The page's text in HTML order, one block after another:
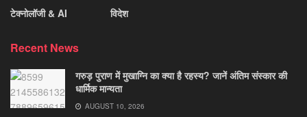
टेक्नोलॉजी & AI
विदेश
Recent News
गरुड़ पुराण में मुखाग्नि का क्या है रहस्य? जानें अंतिम संस्कार की
धार्मिक मान्यता
AUGUST 10, 2026